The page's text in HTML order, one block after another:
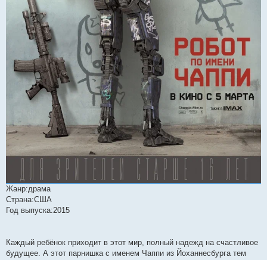
Жанр:драма
Страна:США
Год выпуска:2015
Каждый ребёнок приходит в этот мир, полный надежд на счастливое
будущее. А этот парнишка с именем Чаппи из Йоханнесбурга тем